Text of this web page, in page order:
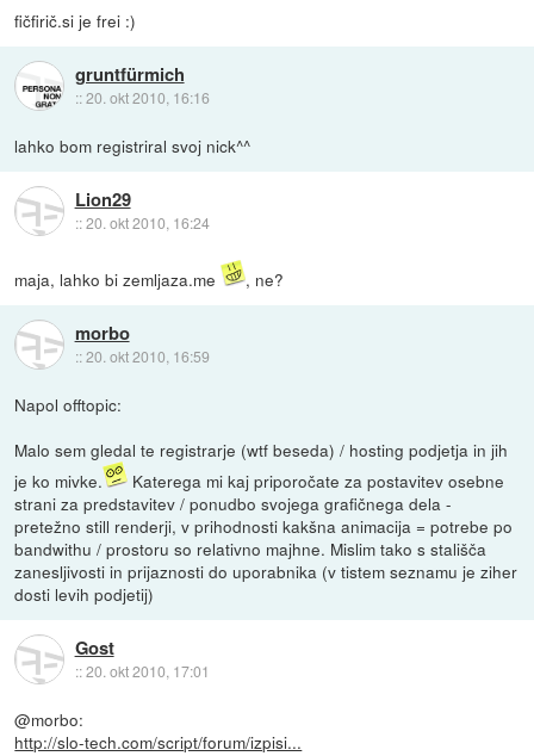
fičfirič.si je frei :)
gruntfürmich
::20. okt 2010, 16:16
lahko bom registriral svoj nick^^
Lion29
::20. okt 2010, 16:24
maja, lahko bi zemljaza.me , ne?
morbo
::20. okt 2010, 16:59
Napol offtopic:
Malo sem gledal te registrarje (wtf beseda) / hosting podjetja in jih
je ko mivke.
Katerega mi kaj priporočate za postavitev osebne
strani za predstavitev / ponudbo svojega grafičnega dela -
pretežno still renderji, v prihodnosti kakšna animacija = potrebe po
bandwithu / prostoru so relativno majhne. Mislim tako s stališča
zanesljivosti in prijaznosti do uporabnika (v tistem seznamu je ziher
dosti levih podjetij)
Gost
::20. okt 2010, 17:01
@morbo:
http://slo-tech.com/script/forum/izpisi...